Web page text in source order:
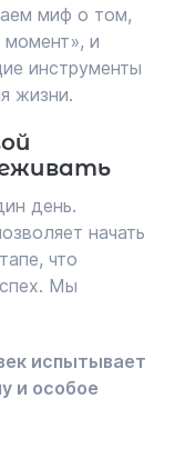
миф о том,
и
инструменты
жизни.
день.
начать
что
Мы
испытывает
и особое